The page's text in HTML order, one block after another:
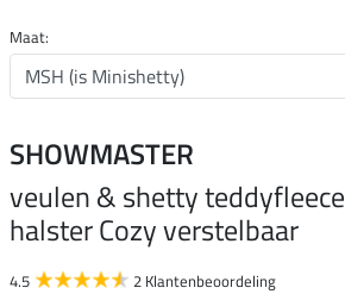
Maat:
SHOWMASTER
veulen & shetty teddyfleece
halster Cozy verstelbaar
4.5 2 Klantenbeoordeling